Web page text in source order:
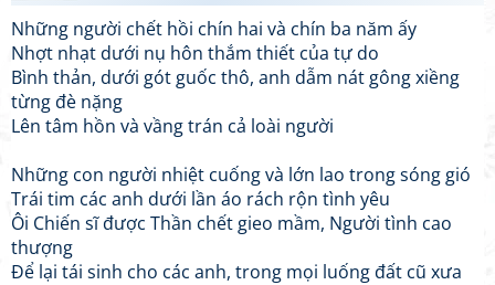
Những người chết hồi chín hai và chín ba năm ấy
Nhợt nhạt dưới nụ hôn thắm thiết của tự do
Bình thản, dưới gót guốc thô, anh dẫm nát gông xiềng
từng đè nặng
Lên tâm hồn và vầng trán cả loài người
Những con người nhiệt cuống và lớn lao trong sóng gió
Trái tim các anh dưới lần áo rách rộn tình yêu
Ôi Chiến sĩ được Thần chết gieo mầm, Người tình cao
thượng
Để lại tái sinh cho các anh, trong mọi luống đất cũ xưa